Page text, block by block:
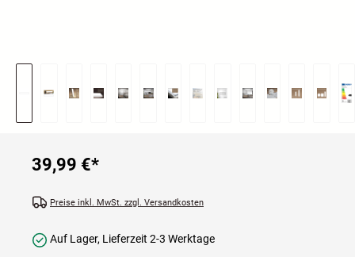
39,99 €*
Preise inkl. MwSt. zzgl. Versandkosten
Auf Lager, Lieferzeit 2-3 Werktage